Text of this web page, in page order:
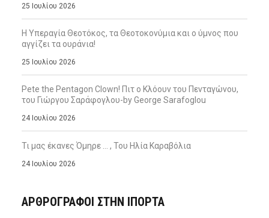
25 Ιουλίου 2026
Η Υπεραγία Θεοτόκος, τα Θεοτοκονύμια και ο ύμνος που
αγγίζει τα ουράνια!
25 Ιουλίου 2026
Pete the Pentagon Clown! Πιτ ο Κλόουν του Πενταγώνου,
του Γιώργου Σαράφογλου-by George Sarafoglou
24 Ιουλίου 2026
Τι μας έκανες Όμηρε … , Του Ηλία Καραβόλια
24 Ιουλίου 2026
ΑΡΘΡΟΓΡΑΦΟΙ ΣΤΗΝ IΠΟΡΤΑ